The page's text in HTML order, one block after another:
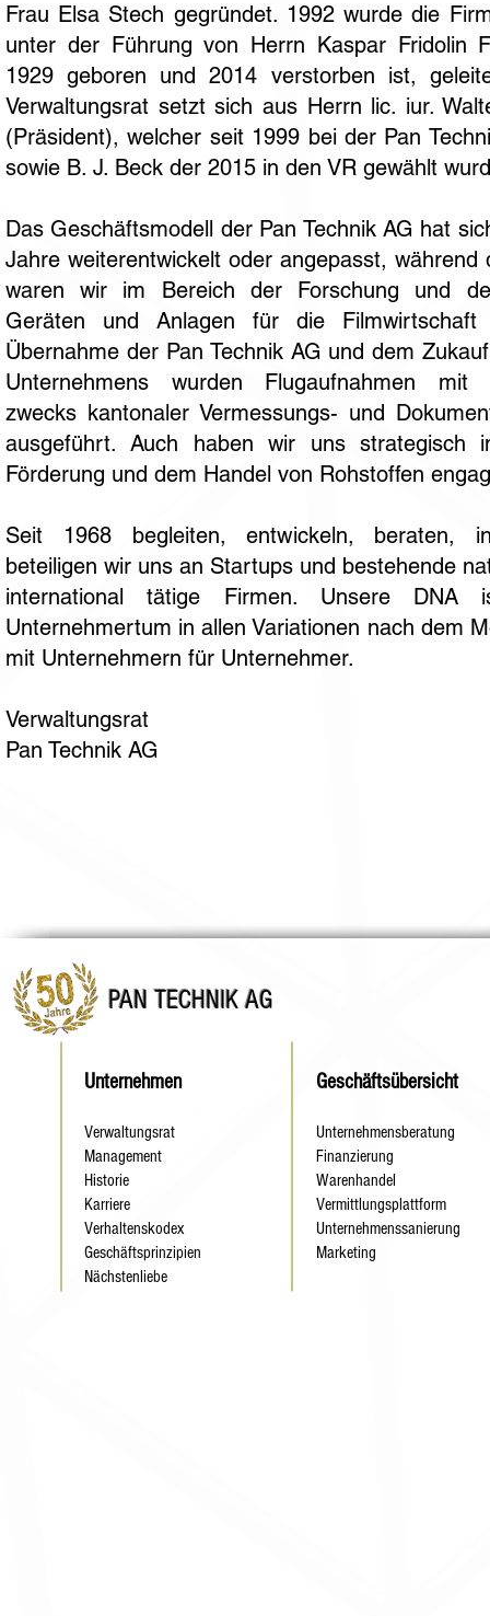
Frau Elsa Stech gegründet. 1992 wurde die
unter der Führung von Herrn Kaspar Fridolin
1929 geboren und 2014 verstorben ist,
Verwaltungsrat setzt sich aus Herrn lic. iur.
(Präsident), welcher seit 1999 bei der Pan
sowie B. J. Beck der 2015 in den VR gewählt
Das Geschäftsmodell der Pan Technik AG hat
Jahre weiterentwickelt oder angepasst, während
waren wir im Bereich der Forschung und
Geräten und Anlagen für die
Übernahme der Pan Technik AG und dem
Unternehmens wurden Flugaufnahmen mit
zwecks kantonaler Vermessungs- und
ausgeführt. Auch haben wir uns strategisch
Förderung und dem Handel von Rohstoffen
Seit 1968 begleiten, entwickeln, beraten,
beteiligen wir uns an Startups und bestehende
international tätige Firmen. Unsere DNA
Unternehmertum in allen Variationen nach dem
mit Unternehmern für Unternehmer.
Verwaltungsrat
Pan Technik AG
PAN TECHNIK AG
Unternehmen
Verwaltungsrat
Management
Historie
Karriere
Verhaltenskodex
Geschäftsprinzipien
Nächstenliebe
Geschäftsübersicht
Unternehmensberatung
Finanzierung
Warenhandel
Vermittlungsplattform
Unternehmenssanierung
Marketing